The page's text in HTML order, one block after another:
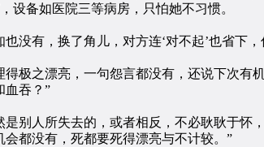
备如医院三等病房，只怕她不习惯。
，换了角儿，对方连‘对不起’也省下，
之漂亮，一句怨言都没有，还说下次有
吞？”
人所失去的，或者相反，不必耿耿于怀
都没有，死都要死得漂亮与不计较。”